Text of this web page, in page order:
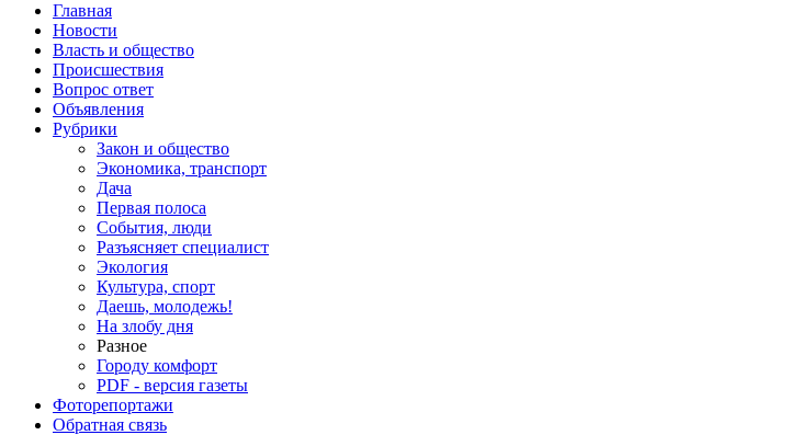
Главная
Новости
Власть и общество
Происшествия
Вопрос ответ
Объявления
Рубрики
Закон и общество
Экономика, транспорт
Дача
Первая полоса
События, люди
Разъясняет специалист
Экология
Культура, спорт
Даешь, молодежь!
На злобу дня
Разное
Городу комфорт
PDF - версия газеты
Фоторепортажи
Обратная связь